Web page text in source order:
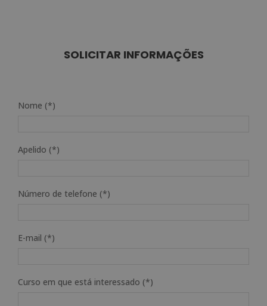
1.920,00€.480,00€.
SOLICITAR INFORMAÇÕES
Nome (*)
Apelido (*)
Número de telefone (*)
E-mail (*)
Curso em que está interessado (*)